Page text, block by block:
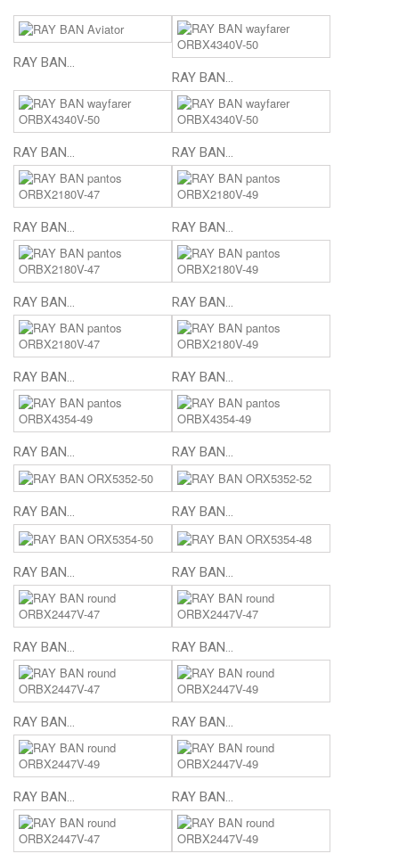
RAY BAN...
RAY BAN...
RAY BAN... RAY BAN...
RAY BAN... RAY BAN...
RAY BAN... RAY BAN...
RAY BAN... RAY BAN...
RAY BAN... RAY BAN...
RAY BAN... RAY BAN...
RAY BAN... RAY BAN...
RAY BAN... RAY BAN...
RAY BAN... RAY BAN...
RAY BAN... RAY BAN...